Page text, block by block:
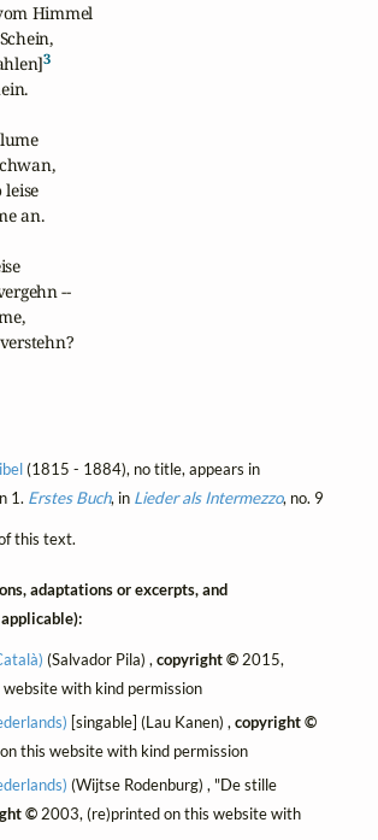
Himmel
3
leise
an.
--
(1815 - 1884), no title, appears in
1. Erstes Buch, in Lieder als Intermezzo, no. 9
this text.
adaptations or excerpts, and
(Salvador Pila) ,copyright © 2015,
with kind permission
[singable] (Lau Kanen) ,copyright ©
this website with kind permission
(Wijtse Rodenburg) , "De stille
©2003, (re)printed on this website with